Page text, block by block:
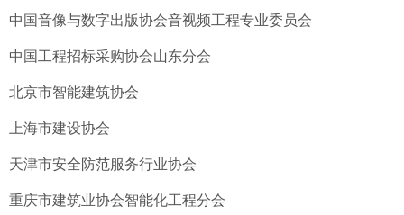
中国音像与数字出版协会音视频工程专业委员会
中国工程招标采购协会山东分会
北京市智能建筑协会
上海市建设协会
天津市安全防范服务行业协会
重庆市建筑业协会智能化工程分会